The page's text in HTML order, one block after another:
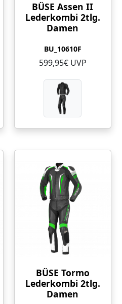
BÜSE Assen II
Lederkombi 2tlg.
Damen
BU_10610F
599,95€ UVP
BÜSE Tormo
Lederkombi 2tlg.
Damen